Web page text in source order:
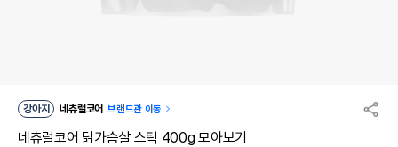
강아지 네츄럴코어 브랜드관 이동
네츄럴코어 닭가슴살 스틱 400g 모아보기